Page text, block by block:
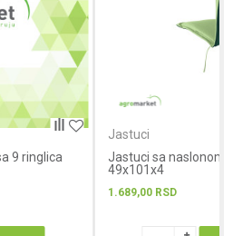
POŠALJI
9 ringlica
Jastuci
Jastuci sa naslonom
49x101x4
1.689,00 RSD